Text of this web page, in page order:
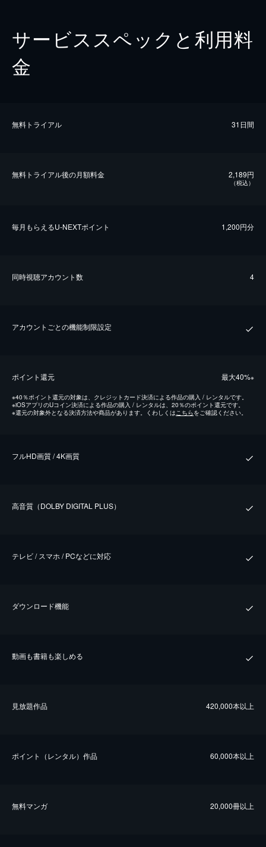
サービススペックと利用料
金
無料トライアル 31日間
無料トライアル後の⽉額料金 2,189円
（税込）
毎⽉もらえるU-NEXTポイント 1,200円分
同時視聴アカウント数 4
アカウントごとの機能制限設定
ポイント還元 最⼤40%※
※40％ポイント還元の対象は、クレジットカード決済による作品の購入 / レンタルです。
※iOSアプリのUコイン決済による作品の購入 / レンタルは、20％のポイント還元です。
※還元の対象外となる決済方法や商品があります。くわしくは こちらをご確認ください。
フルHD画質 / 4K画質
⾼⾳質（DOLBY DIGITAL PLUS）
テレビ / スマホ / PCなどに対応
ダウンロード機能
動画も書籍も楽しめる
⾒放題作品 420,000本以上
ポイント（レンタル）作品 60,000本以上
無料マンガ 20,000冊以上